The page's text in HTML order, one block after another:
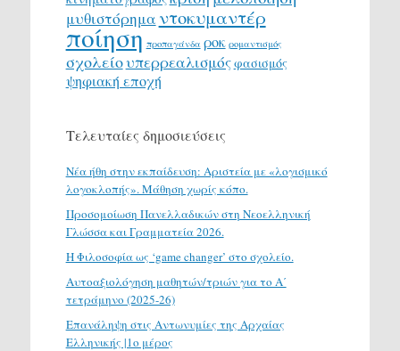
μυθιστόρημα ντοκυμαντέρ
ποίηση προπαγάνδα ροκ ρομαντισμός
σχολείουπερρεαλισμόςφασισμός
ψηφιακή εποχή
Τελευταίες δημοσιεύσεις
Νέα ήθη στην εκπαίδευση: Αριστεία με «λογισμικό
λογοκλοπής». Μάθηση χωρίς κόπο.
Προσομοίωση Πανελλαδικών στη Νεοελληνική
Γλώσσα και Γραμματεία 2026.
H Φιλοσοφία ως ‘game changer’ στο σχολείο.
Αυτοαξιολόγηση μαθητών/τριών για το Α΄
τετράμηνο (2025-26)
Επανάληψη στις Αντωνυμίες της Αρχαίας
Ελληνικής |1ο μέρος